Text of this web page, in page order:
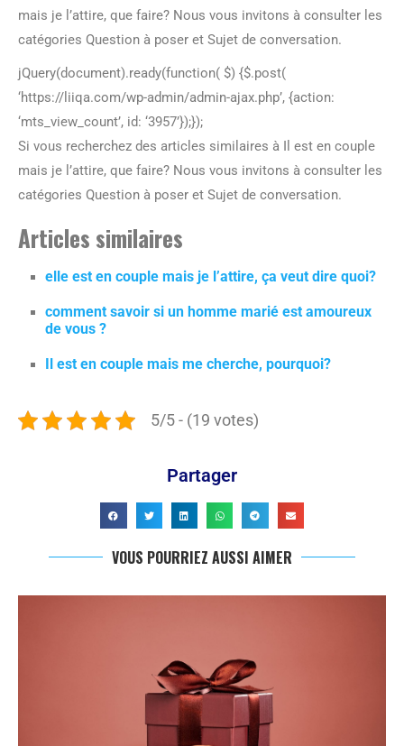
mais je l’attire, que faire? Nous vous invitons à consulter les
catégories Question à poser et Sujet de conversation.
jQuery(document).ready(function( $) {$.post(
‘https://liiqa.com/wp-admin/admin-ajax.php’, {action:
‘mts_view_count’, id: ‘3957’});});
Si vous recherchez des articles similaires à Il est en couple
mais je l’attire, que faire? Nous vous invitons à consulter les
catégories Question à poser et Sujet de conversation.
Articles similaires
elle est en couple mais je l’attire, ça veut dire quoi?
comment savoir si un homme marié est amoureux
de vous ?
Il est en couple mais me cherche, pourquoi?
5/5 - (19 votes)
Partager
VOUS POURRIEZ AUSSI AIMER